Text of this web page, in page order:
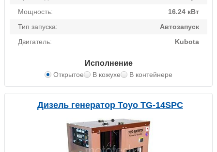
Мощность:
16.24 кВт
Тип запуска:
Автозапуск
Двигатель:
Kubota
Исполнение
Открытое В кожухе В контейнере
Дизель генератор Toyo TG-14SPC